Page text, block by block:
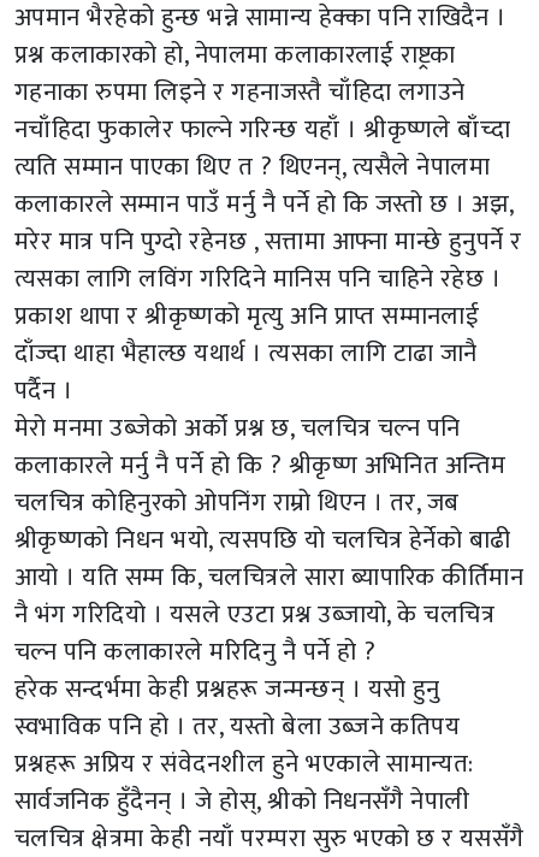
अपमान भैरहेको हुन्छ भन्ने सामान्य हेक्का पनि राखिदैन ।
प्रश्न कलाकारको हो, नेपालमा कलाकारलाई राष्ट्रका
गहनाका रुपमा लिइने र गहनाजस्तै चाँहिदा लगाउने
नचाँहिदा फुकालेर फाल्ने गरिन्छ यहाँ । श्रीकृष्णले बाँच्दा
त्यति सम्मान पाएका थिए त ? थिएनन्, त्यसैले नेपालमा
कलाकारले सम्मान पाउँ मर्नु नै पर्ने हो कि जस्तो छ । अझ,
मरेर मात्र पनि पुग्दो रहेनछ , सत्तामा आफ्ना मान्छे हुनुपर्ने र
त्यसका लागि लविंग गरिदिने मानिस पनि चाहिने रहेछ ।
प्रकाश थापा र श्रीकृष्णको मृत्यु अनि प्राप्त सम्मानलाई
दाँज्दा थाहा भैहाल्छ यथार्थ । त्यसका लागि टाढा जानै
पर्दैन ।
मेरो मनमा उब्जेको अर्को प्रश्न छ, चलचित्र चल्न पनि
कलाकारले मर्नु नै पर्ने हो कि ? श्रीकृष्ण अभिनित अन्तिम
चलचित्र कोहिनुरको ओपनिंग राम्रो थिएन । तर, जब
श्रीकृष्णको निधन भयो, त्यसपछि यो चलचित्र हेर्नेको बाढी
आयो । यति सम्म कि, चलचित्रले सारा ब्यापारिक कीर्तिमान
नै भंग गरिदियो । यसले एउटा प्रश्न उब्जायो, के चलचित्र
चल्न पनि कलाकारले मरिदिनु नै पर्ने हो ?
हरेक सन्दर्भमा केही प्रश्नहरू जन्मन्छन् । यसो हुनु
स्वभाविक पनि हो । तर, यस्तो बेला उब्जने कतिपय
प्रश्नहरू अप्रिय र संवेदनशील हुने भएकाले सामान्यत:
सार्वजनिक हुँदैनन् । जे होस्, श्रीको निधनसँगै नेपाली
चलचित्र क्षेत्रमा केही नयाँ परम्परा सुरु भएको छ र यससँगै